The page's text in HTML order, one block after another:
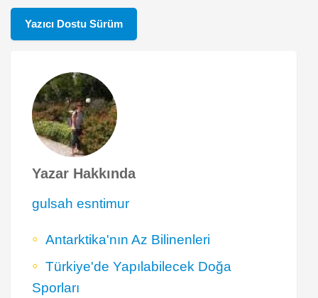
Yazıcı Dostu Sürüm
Yazar Hakkında
gulsah esntimur
Antarktika'nın Az Bilinenleri
Türkiye'de Yapılabilecek Doğa
Sporları